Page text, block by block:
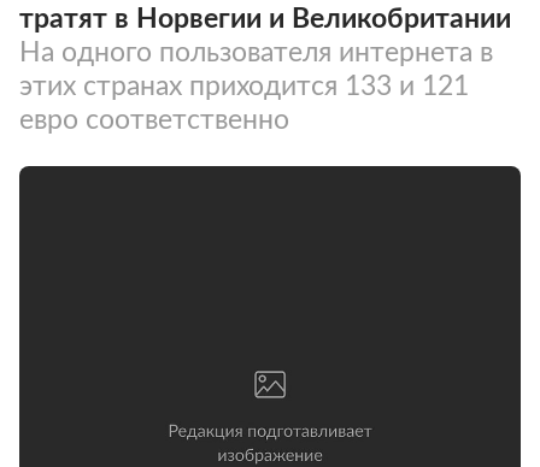
тратят в Норвегии и Великобритании
На одного пользователя интернета в
этих странах приходится 133 и 121
евро соответственно